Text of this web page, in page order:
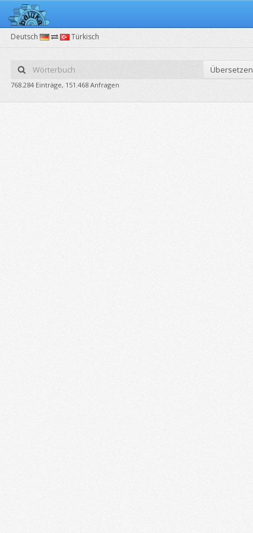
Deutsch Türkisch
Übersetzen
768.284 Einträge, 151.468 Anfragen